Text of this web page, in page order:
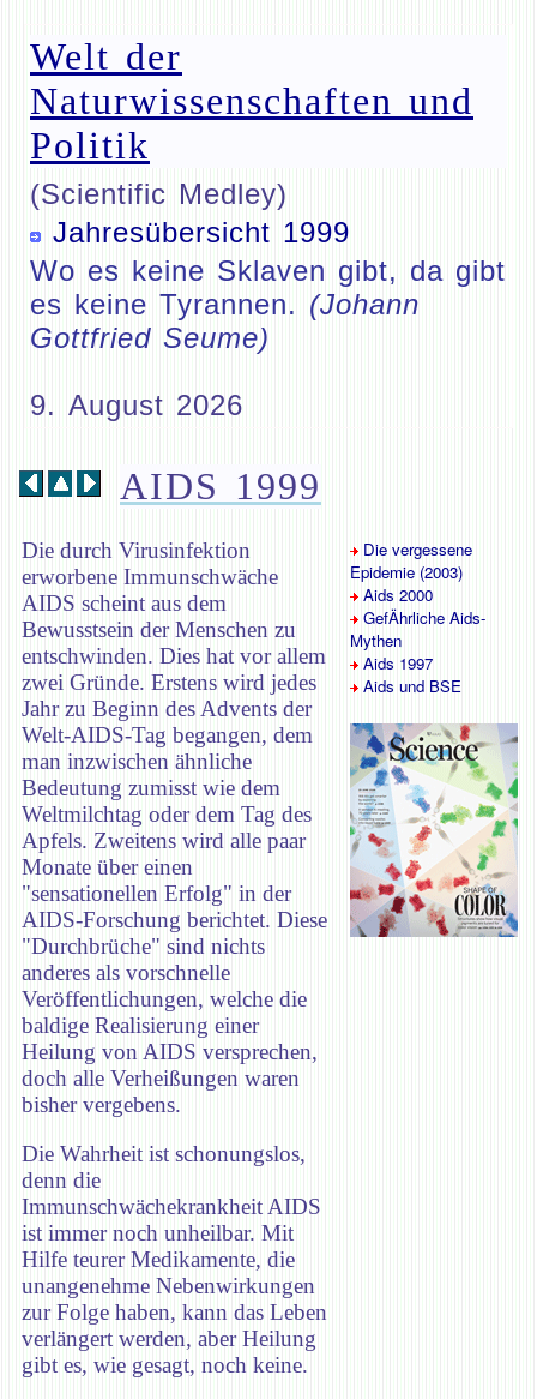
Welt der
Naturwissenschaften und
Politik
(Scientific Medley)
Jahresübersicht 1999
Wo es keine Sklaven gibt, da gibt
es keine Tyrannen. (Johann
Gottfried Seume)
9. August 2026
AIDS 1999
Die durch Virusinfektion
erworbene Immunschwäche
AIDS scheint aus dem
Bewusstsein der Menschen zu
entschwinden. Dies hat vor allem
zwei Gründe. Erstens wird jedes
Jahr zu Beginn des Advents der
Welt-AIDS-Tag begangen, dem
man inzwischen ähnliche
Bedeutung zumisst wie dem
Weltmilchtag oder dem Tag des
Apfels. Zweitens wird alle paar
Monate über einen
"sensationellen Erfolg" in der
AIDS-Forschung berichtet. Diese
"Durchbrüche" sind nichts
anderes als vorschnelle
Veröffentlichungen, welche die
baldige Realisierung einer
Heilung von AIDS versprechen,
doch alle Verheißungen waren
bisher vergebens.
Die Wahrheit ist schonungslos,
denn die
Immunschwächekrankheit AIDS
ist immer noch unheilbar. Mit
Hilfe teurer Medikamente, die
unangenehme Nebenwirkungen
zur Folge haben, kann das Leben
verlängert werden, aber Heilung
gibt es, wie gesagt, noch keine.
Die vergessene
Epidemie (2003)
Aids 2000
GefÄhrliche Aids-
Mythen
Aids 1997
Aids und BSE